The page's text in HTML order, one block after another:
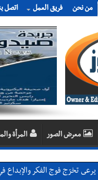
من نحن فريق العمل اتصل
معرض الصور المرأة
تخرّج فوج الفكر والإبداع